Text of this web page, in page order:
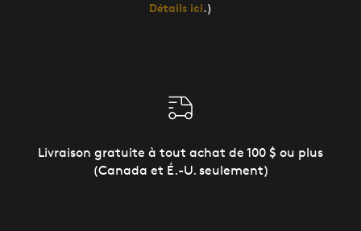
Détails ici.)
Livraison gratuite à tout achat de 100 $ ou plus
(Canada et É.-U. seulement)